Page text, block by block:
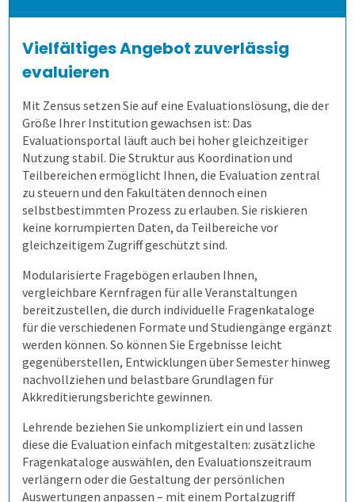
Datensparsamkeit
Fernsteuerung
Duales Studium
Kunst und Musik
Allen, die evaluieren!
Wie kommen die Daten dorthin?
Stud.ip
Moodle
individuelle Lösung
academyFIVE
Wie fangen wir an?
Einführungsbegleitung
Cloud oder vor Ort
Leichter Datenimport
Einstiegsschulungen
Demoversion
Prüfungen
Prüfungsprozess
1. Aufgaben verwalten
Befragungen
Befragung mit QuestorPro
Kontakt
Vielfältiges Angebot zuverlässig
evaluieren
Mit Zensus setzen Sie auf eine Evaluationslösung, die der
Größe Ihrer Institution gewachsen ist: Das
Evaluationsportal läuft auch bei hoher gleichzeitiger
Nutzung stabil. Die Struktur aus Koordination und
Teilbereichen ermöglicht Ihnen, die Evaluation zentral
zu steuern und den Fakultäten dennoch einen
selbstbestimmten Prozess zu erlauben. Sie riskieren
keine korrumpierten Daten, da Teilbereiche vor
gleichzeitigem Zugriff geschützt sind.
Modularisierte Fragebögen erlauben Ihnen,
vergleichbare Kernfragen für alle Veranstaltungen
bereitzustellen, die durch individuelle Fragenkataloge
für die verschiedenen Formate und Studiengänge ergänzt
werden können. So können Sie Ergebnisse leicht
gegenüberstellen, Entwicklungen über Semester hinweg
nachvollziehen und belastbare Grundlagen für
Akkreditierungsberichte gewinnen.
Lehrende beziehen Sie unkompliziert ein und lassen
diese die Evaluation einfach mitgestalten: zusätzliche
Fragenkataloge auswählen, den Evaluationszeitraum
verlängern oder die Gestaltung der persönlichen
Auswertungen anpassen – mit einem Portalzugriff